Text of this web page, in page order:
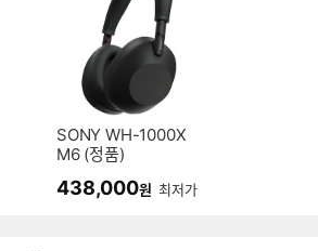
SONY WH-1000X
M6 (정품)
438,000원 최저가